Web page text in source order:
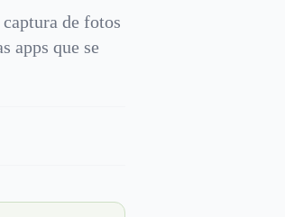
de fotos
apps que se